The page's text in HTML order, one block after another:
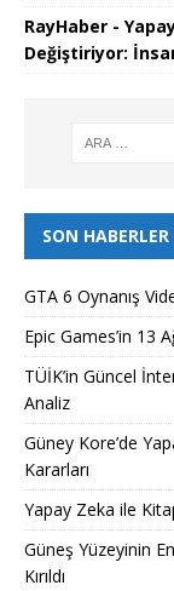
RayHaber -
Değiştiriyor:
SON HABERLER
GTA 6 Oynanış
Epic Games’in 13
TÜİK’in Güncel
Analiz
Güney Kore’de
Kararları
Yapay Zeka ile
Güneş Yüzeyinin
Kırıldı